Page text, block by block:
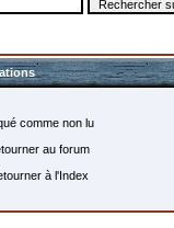
comme non lu
au forum
à l'Index